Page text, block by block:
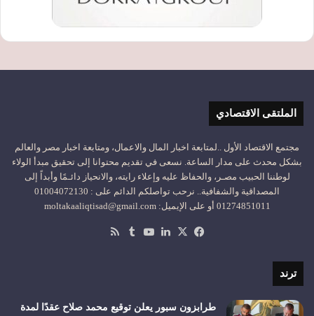
الملتقى الاقتصادي
مجتمع الاقتصاد الأول ..لمتابعة اخبار المال والاعمال، ومتابعة اخبار مصر والعالم
بشكل محدث على مدار الساعة. نسعى في تقديم محتوانا إلى تحقيق مبدأ الولاء
لوطننا الحبيب مصـر، والحفاظ عليه وإعلاء رايته، والانحياز دائـمًا وأبداً إلى
المصداقية والشفافية.. نرحب تواصلكم الدائم على : 01004072130
01274851011 أو على الإيميل: moltakaaliqtisad@gmail.com
فيسبوك
‫X لينكدإن‫YouTube
ترند
طرابزون سبور يعلن توقيع محمد صلاح عقدًا لمدة